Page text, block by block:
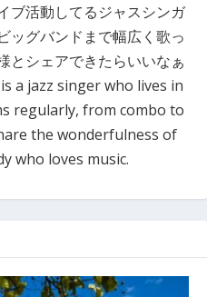
ブ活動してるジャスシンガ
ッグバンドまで幅広く歌っ
とシェアできたらいいなぁ
a jazz singer who lives in
regularly, from combo to
the wonderfulness of
who loves music.